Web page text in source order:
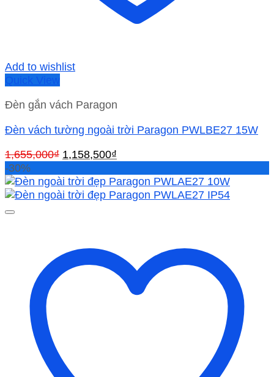
Add to wishlist
Quick View
Đèn gắn vách Paragon
Đèn vách tường ngoài trời Paragon PWLBE27 15W
1,655,000₫ Giá
là:
1,655,000₫.
1,158,500₫
tại
là:
-30%